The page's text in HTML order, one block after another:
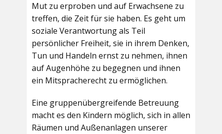
Mut zu erproben und auf Erwachsene zu
treffen, die Zeit für sie haben. Es geht um
soziale Verantwortung als Teil
persönlicher Freiheit, sie in ihrem Denken,
Tun und Handeln ernst zu nehmen, ihnen
auf Augenhöhe zu begegnen und ihnen
ein Mitspracherecht zu ermöglichen.
Eine gruppenübergreifende Betreuung
macht es den Kindern möglich, sich in allen
Räumen und Außenanlagen unserer